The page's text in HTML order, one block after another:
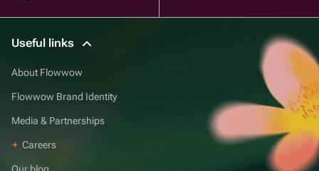
Useful links
About Flowwow
Flowwow Brand Identity
Media & Partnerships
Careers